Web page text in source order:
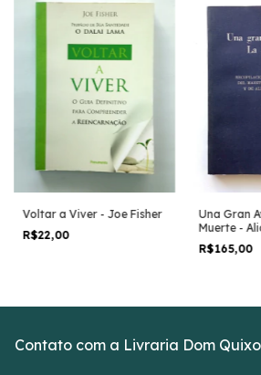
Voltar a Viver - Joe Fisher
R$22,00
Una Gran
Muerte -
Djwhal Khul
R$165,00
Contato com a Livraria Dom